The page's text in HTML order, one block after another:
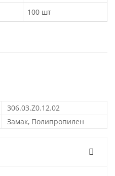
100 шт
306.03.Z0.12.02
Замак, Полипропилен